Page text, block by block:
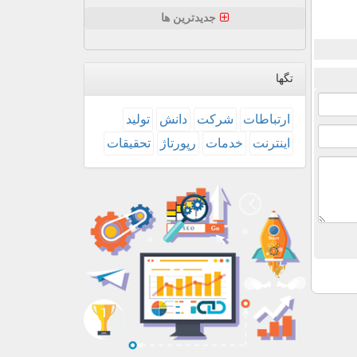
جدیدترین ها
تگها
ارتباطات شركت دانش
تولید
اینترنت
خدمات رپورتاژ تحقیقات